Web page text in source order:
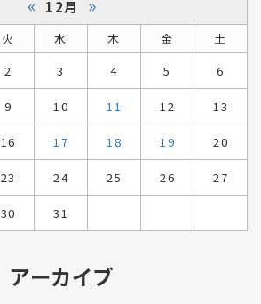
12月
火 水 木 金
土
2 3 4 5 6
9 10 11 12 13
16 17 18 19 20
23 24 25 26 27
30 31
アーカイブ